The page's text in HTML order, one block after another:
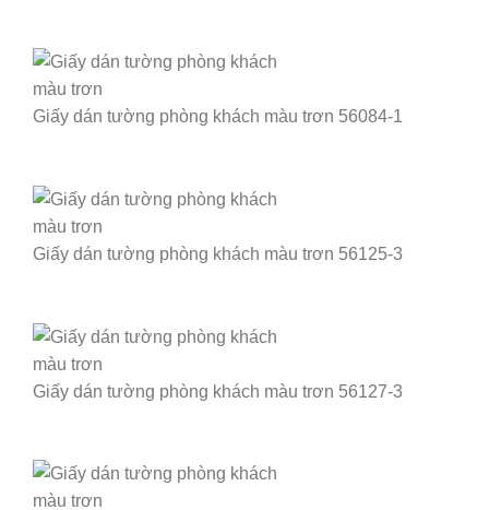
Giấy dán tường phòng khách màu trơn 56084-1
Giấy dán tường phòng khách màu trơn 56125-3
Giấy dán tường phòng khách màu trơn 56127-3